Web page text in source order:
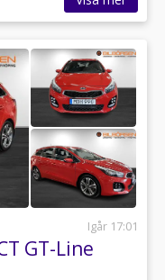
Igår 17:01
GT-Line